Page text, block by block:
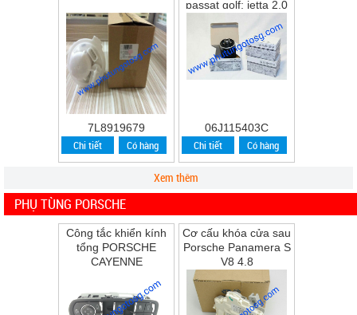
7L8919679
Chi tiết Có hàng
passat golf; jetta 2.0
06J115403C
Chi tiết Có hàng
Xem thêm
PHỤ TÙNG PORSCHE
Công tắc khiển kính
tổng PORSCHE
CAYENNE
Cơ cấu khóa cửa sau
Porsche Panamera S
V8 4.8